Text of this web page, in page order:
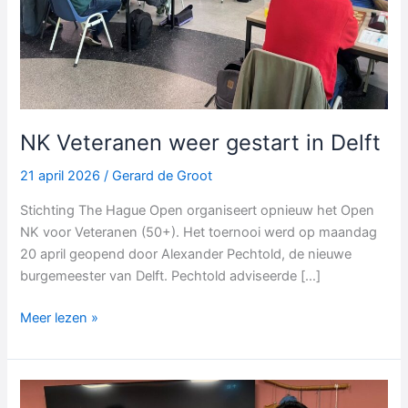
NK Veteranen weer gestart in Delft
21 april 2026/Gerard de Groot
Stichting The Hague Open organiseert opnieuw het Open
NK voor Veteranen (50+). Het toernooi werd op maandag
20 april geopend door Alexander Pechtold, de nieuwe
burgemeester van Delft. Pechtold adviseerde […]
NK
weer
gestart
Meer lezen »